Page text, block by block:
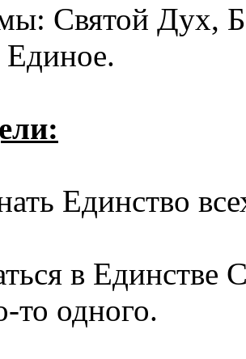
Святой Дух,
Единство
в Единстве
то одного.